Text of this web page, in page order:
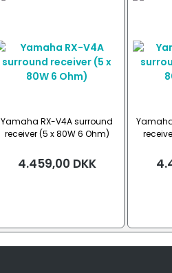
Yamaha RX-V4A surround
receiver (5 x 80W 6 Ohm)
4.459,00 DKK